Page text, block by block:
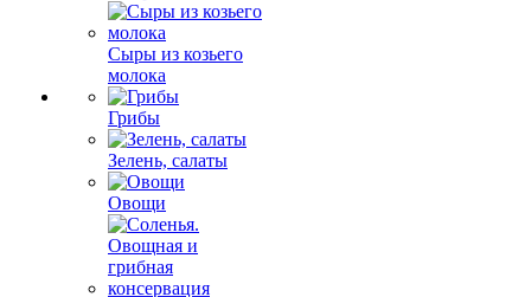
Сыры из козьего
молока
Грибы
Зелень, салаты
Овощи